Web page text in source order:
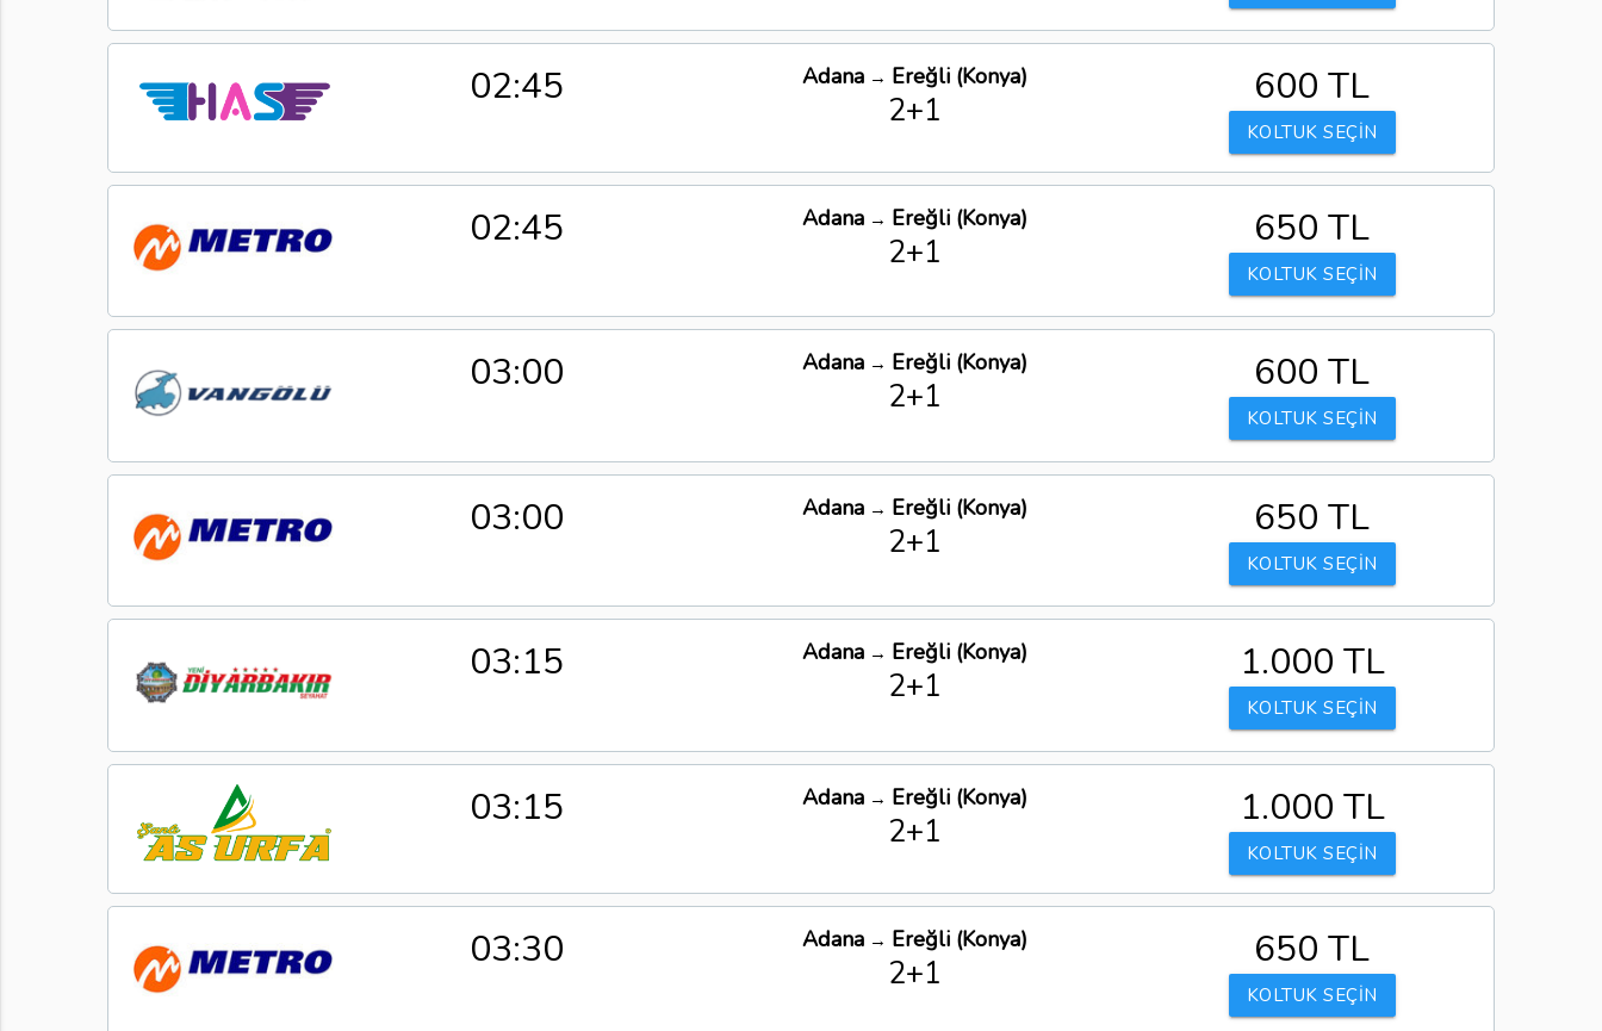
02:45 Adana→ Ereğli (Konya)
2+1 600 TL
KOLTUK SEÇİN
02:45 Adana→ Ereğli (Konya)
2+1 650 TL
KOLTUK SEÇİN
03:00 Adana→ Ereğli (Konya)
2+1 600 TL
KOLTUK SEÇİN
03:00 Adana→ Ereğli (Konya)
2+1 650 TL
KOLTUK SEÇİN
03:15 Adana→ Ereğli (Konya)
2+1 1.000 TL
KOLTUK SEÇİN
03:15 Adana→ Ereğli (Konya)
2+1 1.000 TL
KOLTUK SEÇİN
03:30 Adana→ Ereğli (Konya)
2+1 650 TL
KOLTUK SEÇİN